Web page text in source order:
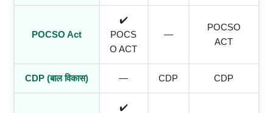
POCSO Act
✔️
POCS
O ACT
—
POCSO
ACT
CDP (बाल विकास) — CDP CDP
✔️